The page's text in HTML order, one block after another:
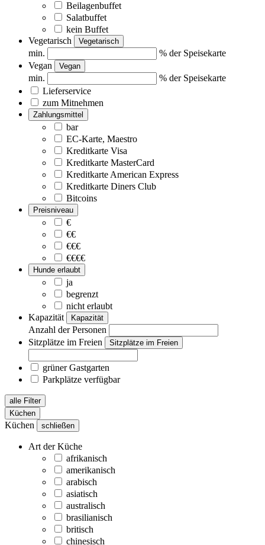
Beilagenbuffet
Salatbuffet
kein Buffet
Vegetarisch
Vegetarisch
min.
% der Speisekarte
Vegan
Vegan
min.
% der Speisekarte
Lieferservice
zum Mitnehmen
Zahlungsmittel
bar
EC-Karte, Maestro
Kreditkarte Visa
Kreditkarte MasterCard
Kreditkarte American Express
Kreditkarte Diners Club
Bitcoins
Preisniveau
€
€€
€€€
€€€€
Hunde erlaubt
ja
begrenzt
nicht erlaubt
Kapazität
Kapazität
Anzahl der Personen
Sitzplätze im Freien
Sitzplätze im Freien
grüner Gastgarten
Parkplätze verfügbar
alle Filter
Küchen
Küchen schließen
Art der Küche
afrikanisch
amerikanisch
arabisch
asiatisch
australisch
brasilianisch
britisch
chinesisch